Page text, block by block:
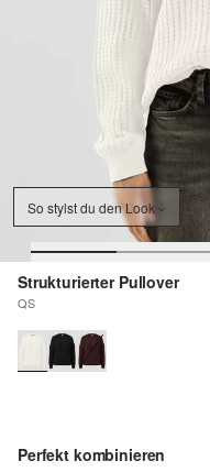
So stylst du den Look
Strukturierter Pullover
QS
Perfekt kombinieren